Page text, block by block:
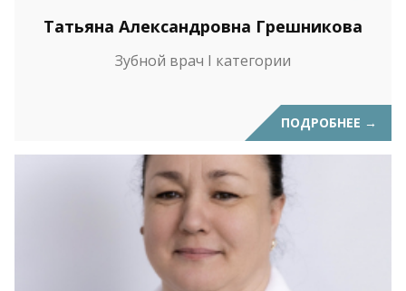
Татьяна Александровна Грешникова
Зубной врач I категории
ПОДРОБНЕЕ →